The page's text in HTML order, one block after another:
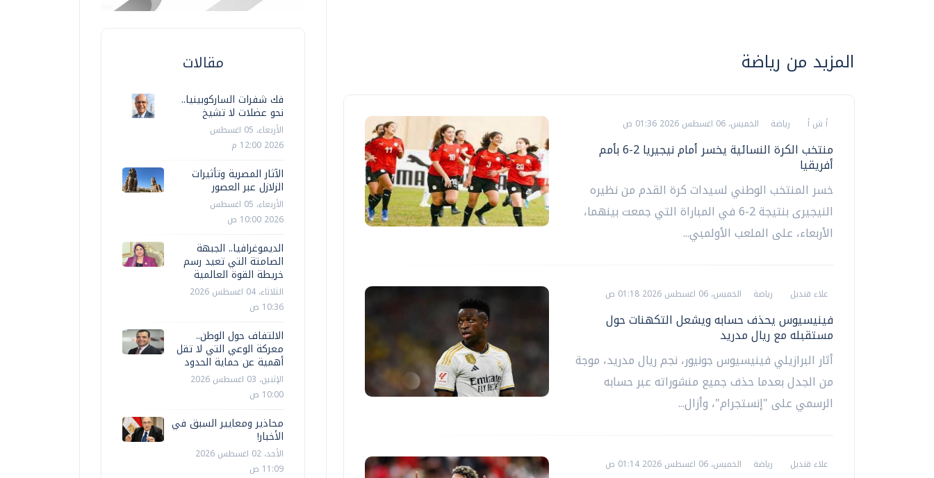
المزيد من رياضة
أ ش أ رياضة الخميس، 06 اغسطس 2026 01:36 ص
منتخب الكرة النسائية يخسر أمام نيجيريا 2-6 بأمم
أفريقيا
خسر المنتخب الوطني لسيدات كرة القدم من نظيره
النيجيرى بنتيجة 2-6 في المباراة التي جمعت بينهما،
الأربعاء، على الملعب الأولمبي...
علاء قنديل رياضة الخميس، 06 اغسطس 2026 01:18 ص
فينيسيوس يحذف حسابه ويشعل التكهنات حول
مستقبله مع ريال مدريد
أثار البرازيلي فينيسيوس جونيور، نجم ريال مدريد، موجة
من الجدل بعدما حذف جميع منشوراته عبر حسابه
الرسمي على "إنستجرام"، وأزال...
علاء قنديل رياضة الخميس، 06 اغسطس 2026 01:14 ص
مقالات
فك شفرات الساركوبينيا..
نحو عضلات لا تشيخ
الأربعاء، 05 اغسطس
2026 12:00 م
الآثار المصرية وتأثيرات
الزلازل عبر العصور
الأربعاء، 05 اغسطس
2026 10:00 ص
الديموغرافيا.. الجبهة
الصامتة التي تعيد رسم
خريطة القوة العالمية
الثلاثاء، 04 اغسطس 2026
10:36 ص
الالتفاف حول الوطن..
معركة الوعي التي لا تقل
أهمية عن حماية الحدود
الإثنين، 03 اغسطس 2026
10:00 ص
محاذير ومعايير السبق في
الأخبار!
الأحد، 02 اغسطس 2026
11:09 ص